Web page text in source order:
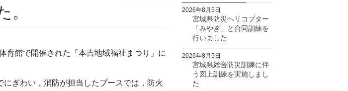
。
館で開催された「本吉地域福祉まつり」に
ぎわい，消防が担当したブースでは，防火
宮城県防災ヘリコプター
「みやぎ」と合同訓練を
行いました
2026年8月5日
宮城県総合防災訓練に伴
う図上訓練を実施しまし
た
2026年8月5日